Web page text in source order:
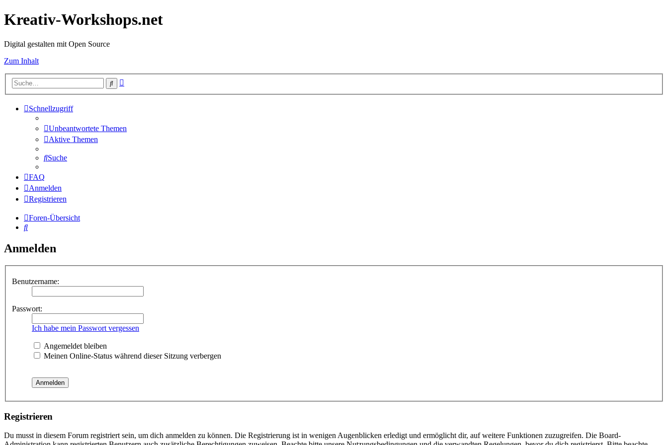
Kreativ-Workshops.net
Digital gestalten mit Open Source
Zum Inhalt
Suche
Schnellzugriff
Unbeantwortete Themen
Aktive Themen
Suche
FAQ
Anmelden
Registrieren
Foren-Übersicht
Suche
Anmelden
Benutzername:
Passwort:
Ich habe mein Passwort vergessen
Angemeldet bleiben
Meinen Online-Status während dieser Sitzung verbergen
Registrieren
Du musst in diesem Forum registriert sein, um dich anmelden zu können. Die Registrierung ist in wenigen Augenblicken erledigt und ermöglicht dir, auf weitere Funktionen zuzugreifen. Die Board-